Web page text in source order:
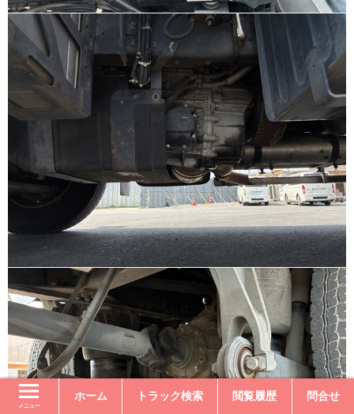
メニュー
ホーム トラック検索 閲覧履歴 問合せ